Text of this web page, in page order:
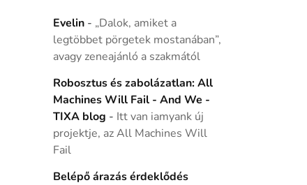
Evelin- „Dalok, amiket a
legtöbbet pörgetek mostanában”,
avagy zeneajánló a szakmától
Robosztus és zabolázatlan: All
Machines Will Fail - And We -
TIXA blog - Itt van iamyank új
projektje, az All Machines Will
Fail
Belépő árazás érdeklődés